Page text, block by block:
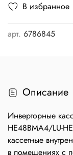
В избранное
арт. 6786845
Описание
Инверторные
HE48BMA4/LU-
кассетные
в помещениях с